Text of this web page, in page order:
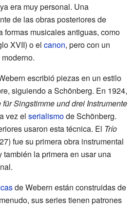
era muy personal. Una
de las obras posteriores de
formas musicales antiguas, como
XVII) o el canon, pero con un
escribió piezas en un estilo
siguiendo a Schönberg. En 1924,
für Singstimme und drei Instrumente
vez el serialismode Schönberg.
usaron esta técnica. El Trío
fue su primera obra instrumental
también la primera en usar una
de Webern están construidas de
sus series tienen patrones